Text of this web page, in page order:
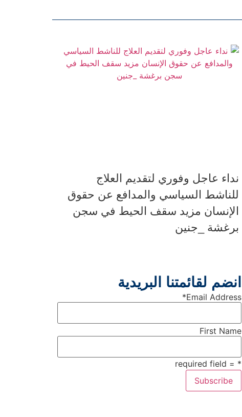
نداء عاجل وفوري لتقديم العلاج
للناشط السياسي والمدافع عن حقوق
الإنسان مزيد سقف الحيط في سجن
برغشة _جنين
انضم لقائمتنا البريدية
Email Address
*
First Name
* = required field